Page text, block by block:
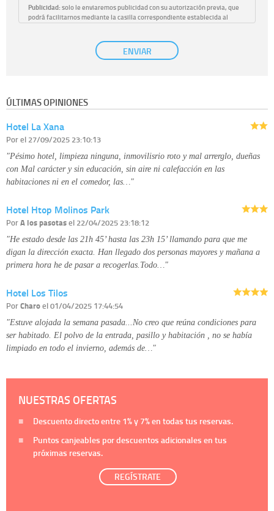
Publicidad:solo le enviaremos publicidad con su autorización previa, que
podrá facilitarnos mediante la casilla correspondiente establecida al
únicamente trataremos sus datos con su consentimiento
previo, que podrá facilitarnos mediante la casilla correspondiente
Derechos:tiene derecho a saber qué información tenemos sobre usted,
disponible en nuestra página web.
Información complementaria:
ENVIAR
ÚLTIMAS OPINIONES
Hotel La Xana
Porel 27/09/2025 23:10:13
"Pésimo hotel, limpieza ninguna, inmovilisrio roto y mal arrerglo, dueñas
con Mal carácter y sin educación, sin aire ni calefacción en las
habitaciones ni en el comedor, las…"
Hotel Htop Molinos Park
PorA los pasotasel 22/04/2025 23:18:12
"He estado desde las 21h 45’ hasta las 23h 15’ llamando para que me
digan la dirección exacta. Han llegado dos personas mayores y mañana a
primera hora he de pasar a recogerlas.Todo…"
Hotel Los Tilos
PorCharoel 01/04/2025 17:44:54
"Estuve alojada la semana pasada...No creo que reúna condiciones para
ser habitado. El polvo de la entrada, pasillo y habitación , no se había
limpiado en todo el invierno, además de…"
NUESTRAS OFERTAS
Descuento directo entre 1%y 7%en todas tus reservas.
Puntos canjeables por descuentos adicionales en tus
próximas reservas.
REGÍSTRATE